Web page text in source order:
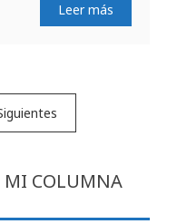
Leer más
MI COLUMNA